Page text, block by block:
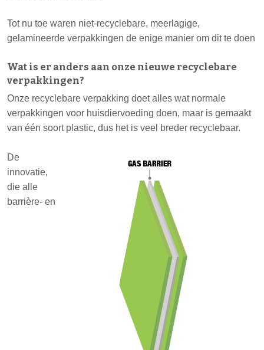
Tot nu toe waren niet-recyclebare, meerlagige,
gelamineerde verpakkingen de enige manier om dit te doen
Wat is er anders aan onze nieuwe recyclebare
verpakkingen?
Onze recyclebare verpakking doet alles wat normale
verpakkingen voor huisdiervoeding doen, maar is gemaakt
van één soort plastic, dus het is veel breder recyclebaar.
De
innovatie,
die alle
barrière- en